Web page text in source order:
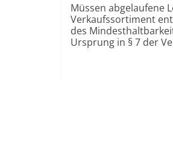
Müssen abgelaufene
Verkaufssortiment
des
Ursprung in § 7 der